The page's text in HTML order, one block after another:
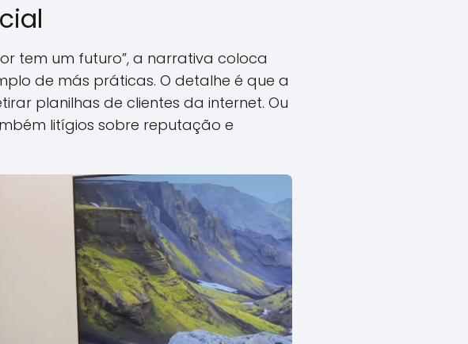
tem um futuro”, a narrativa coloca
de más práticas. O detalhe é que a
planilhas de clientes da internet. Ou
litígios sobre reputação e